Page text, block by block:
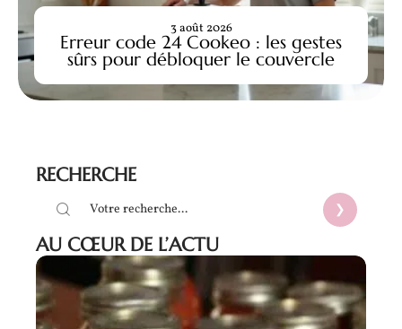
Erreur code 24 Cookeo : les gestes
sûrs pour débloquer le couvercle
3 août 2026
RECHERCHE
AU CŒUR DE L’ACTU